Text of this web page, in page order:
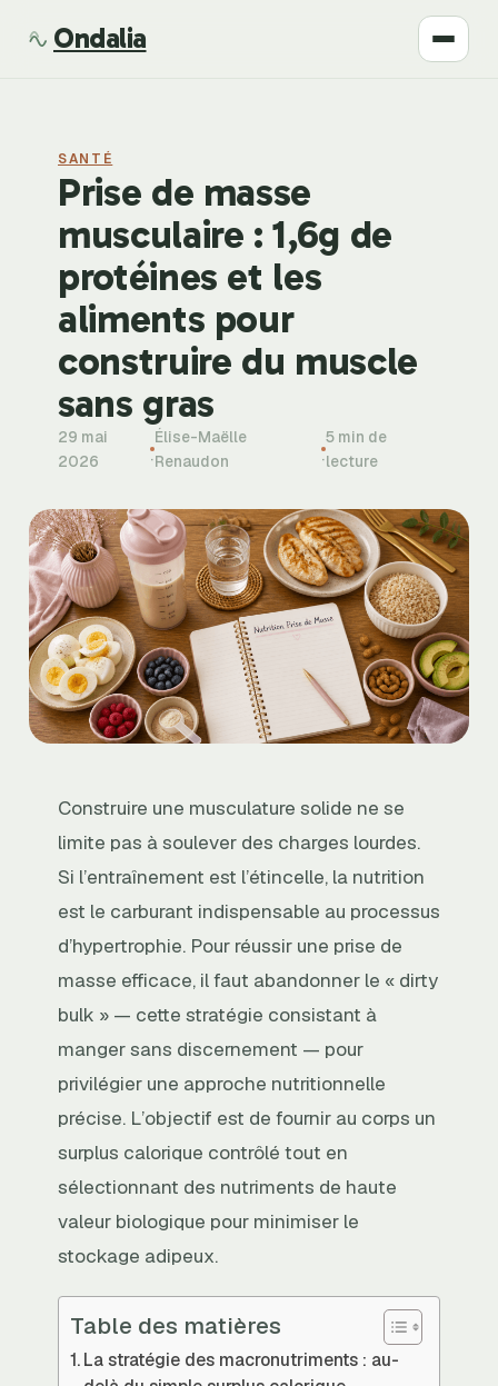
Ondalia
Beauté
Développement
Mode
Bien-être
SANTÉ
Prise de masse
musculaire : 1,6g de
protéines et les
aliments pour
construire du muscle
sans gras
29 mai
2026
·
Élise-Maëlle
Renaudon
·
5 min de
lecture
Construire une musculature solide ne se
limite pas à soulever des charges lourdes.
Si l’entraînement est l’étincelle, la nutrition
est le carburant indispensable au processus
d’hypertrophie. Pour réussir une prise de
masse efficace, il faut abandonner le « dirty
bulk » — cette stratégie consistant à
manger sans discernement — pour
privilégier une approche nutritionnelle
précise. L’objectif est de fournir au corps un
surplus calorique contrôlé tout en
sélectionnant des nutriments de haute
valeur biologique pour minimiser le
stockage adipeux.
Table des matières
La stratégie des macronutriments : au-